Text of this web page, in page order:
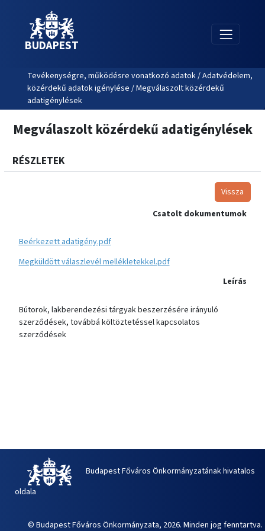
BUDAPEST
Tevékenységre, működésre vonatkozó adatok / Adatvédelem,
közérdekű adatok igénylése / Megválaszolt közérdekű
adatigénylések
Megválaszolt közérdekű adatigénylések
RÉSZLETEK
Vissza
Csatolt dokumentumok
Beérkezett adatigény.pdf
Megküldött válaszlevél mellékletekkel.pdf
Leírás
Bútorok, lakberendezési tárgyak beszerzésére irányuló
szerződések, továbbá költöztetéssel kapcsolatos
szerződések
Budapest Főváros Önkormányzatának hivatalos
oldala
© Budapest Főváros Önkormányzata, 2026. Minden jog fenntartva.